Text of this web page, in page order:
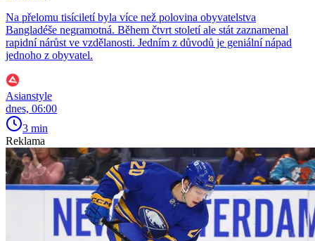
Na přelomu tisíciletí byla více než polovina obyvatelstva
Bangladéše negramotná. Během čtvrt století ale stát zaznamenal
rapidní nárůst ve vzdělanosti. Jedním z důvodů je geniální nápad
jednoho z obyvatel.
Asianstyle
dnes, 06:00
3 min
Reklama